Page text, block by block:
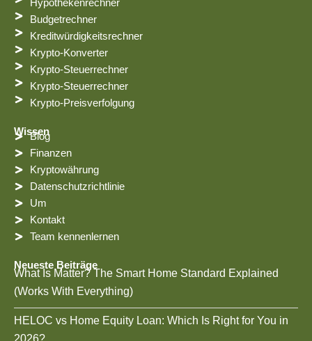
Hypothekenrechner
Budgetrechner
Kreditwürdigkeitsrechner
Krypto-Konverter
Krypto-Steuerrechner
Krypto-Steuerrechner
Krypto-Preisverfolgung
Wissen
Blog
Finanzen
Kryptowährung
Datenschutzrichtlinie
Um
Kontakt
Team kennenlernen
Neueste Beiträge
What Is Matter? The Smart Home Standard Explained
(Works With Everything)
HELOC vs Home Equity Loan: Which Is Right for You in
2026?